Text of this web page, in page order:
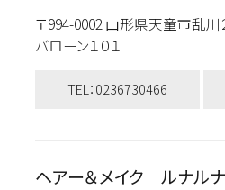
〒994-0002 山形県天童市乱川
バローン１０１
TEL：0236730466
ヘアー＆メイク ルナル